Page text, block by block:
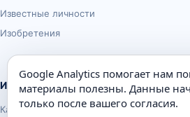
Известные личности
Изобретения
Информация
Карта сайта
Google Analytics помогает нам
материалы полезны. Данные
только после вашего согласия.